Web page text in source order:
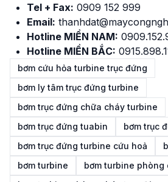
Tel + Fax: 0909 152 999
Email:
Hotline MIỀN NAM:
Hotline MIỀN BẮC:
bơm cứu hỏa turbine trục đứng
bơm ly tâm trục đứng turbine
bơm trục đứng chữa cháy turbine
bơm trục đứng tuabin
bơm trục
bơm trục đứng turbine cứu hoả
bơm turbine
bơm turbine phòng